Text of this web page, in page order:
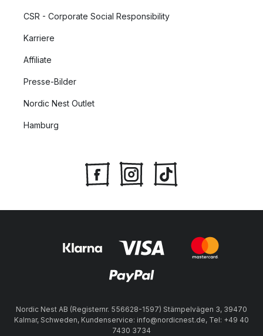
CSR - Corporate Social Responsibility
Karriere
Affiliate
Presse-Bilder
Nordic Nest Outlet
Hamburg
Nordic Nest AB (Registernr. 556628-1597) Stämpelvägen 3, 39470
Kalmar, Schweden, Kundenservice: info@nordicnest.de, Tel: +49 40
7430 3734